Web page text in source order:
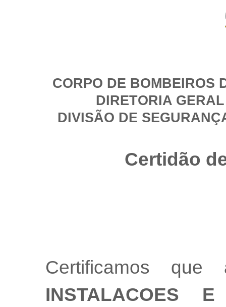
CORPO DE BOMBEIROS
DIRETORIA
DIVISÃO DE
Certidão
Certificamos
INSTALACOES